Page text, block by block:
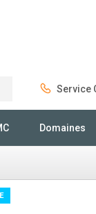
Service
Domaines